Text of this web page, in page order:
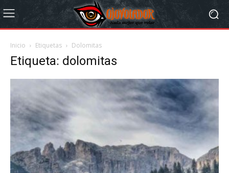
Inicio Etiquetas Dolomitas
Etiqueta: dolomitas